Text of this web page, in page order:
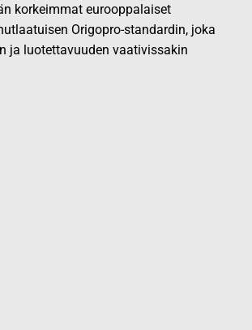
korkeimmat eurooppalaiset
Origopro-standardin, joka
ja luotettavuuden vaativissakin